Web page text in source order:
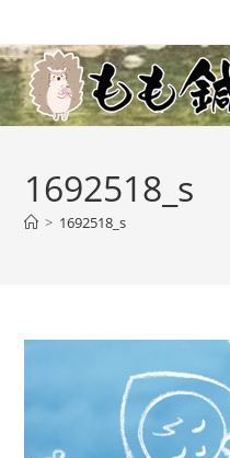
ン
テ
ン
ツ
1692518_s
> 1692518_s